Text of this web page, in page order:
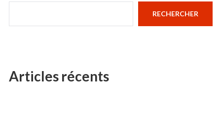
RECHERCHER
Articles récents